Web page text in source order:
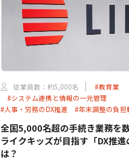
従業員数：約5,000名
#教育業
#システム連携と情報の一元管理
#人事・労務のDX推進
#年末調整の負担
全国5,000名超の手続き業務を数
ライクキッズが目指す「DX推進
は？